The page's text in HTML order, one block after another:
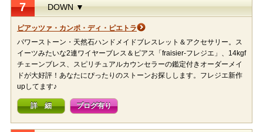
7 DOWN ▼
ピアッツァ・カンポ・ディ・ピエトラ
パワーストーン・天然石ハンドメイドブレスレット＆アクセサリー。ス
イーツみたいな2連ワイヤーブレス＆ピアス「fraisier-フレジエ」、14kgf
チェーンブレス、スピリチュアルカウンセラーの鑑定付きオーダーメイ
ドが大好評！あなたにぴったりのストーンお探しします。フレジエ新作
upしてます♪
詳 細 ブログ有り